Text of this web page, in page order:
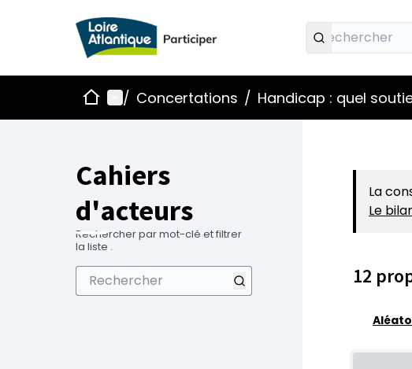
AccueilMenu principal
/ Concertations / Handicap : quel
Cahiers
d'acteurs
Rechercher par mot-clé et filtrer
la liste .
La
Le
12